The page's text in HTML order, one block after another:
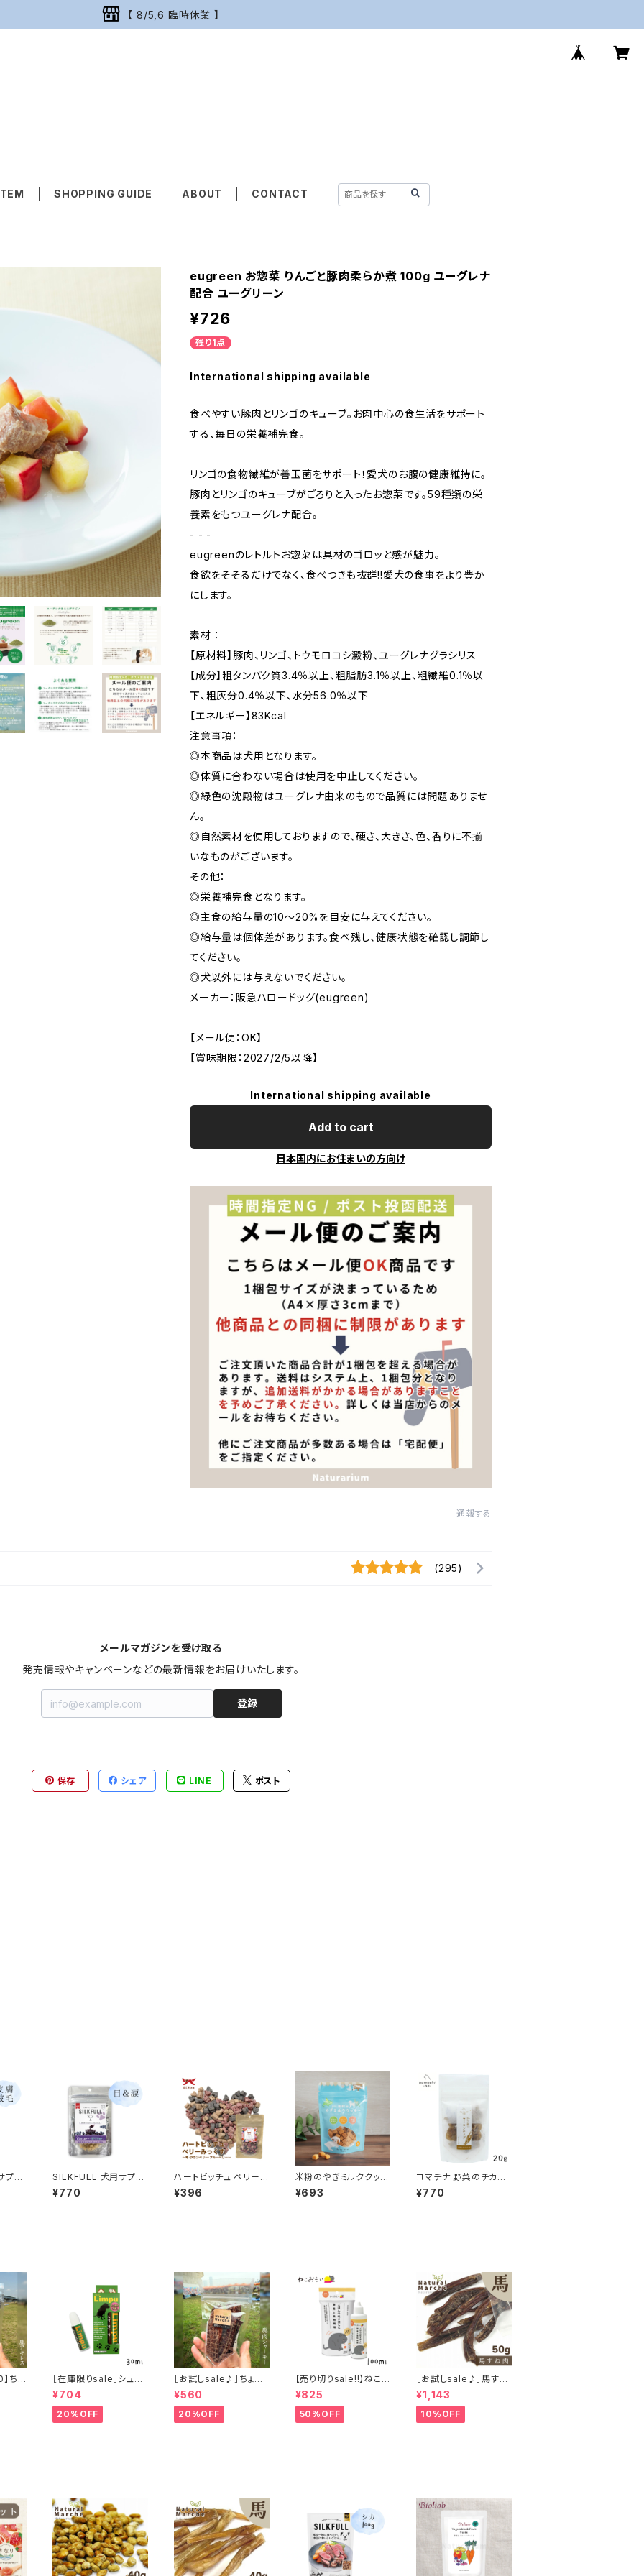
【 8/5,6 臨時休業 】
SHOPPING GUIDE ABOUT CONTACT
eugreen お惣菜 りんごと豚肉柔らか煮 100g ユーグレナ
配合 ユーグリーン
¥726
残り1点
International shipping available
食べやすい豚肉とリンゴのキューブ。お肉中心の食生活をサポート
する、毎日の栄養補完食。
リンゴの食物繊維が善玉菌をサポート！愛犬のお腹の健康維持に。
豚肉とリンゴのキューブがごろりと入ったお惣菜です。59種類の栄
養素をもつユーグレナ配合。
- - -
eugreenのレトルトお惣菜は具材のゴロッと感が魅力。
食欲をそそるだけでなく、食べつきも抜群!!愛犬の食事をより豊か
にします。
素材 ：
【原材料】豚肉、リンゴ、トウモロコシ澱粉、ユーグレナグラシリス
【成分】粗タンパク質3.4％以上、粗脂肪3.1％以上、粗繊維0.1％以
下、粗灰分0.4％以下、水分56.0％以下
【エネルギー】83Kcal
注意事項：
◎本商品は犬用となります。
◎体質に合わない場合は使用を中止してください。
◎緑色の沈殿物はユーグレナ由来のもので品質には問題ありませ
ん。
◎自然素材を使用しておりますので、硬さ、大きさ、色、香りに不揃
いなものがございます。
その他：
◎栄養補完食となります。
◎主食の給与量の10～20%を目安に与えてください。
◎給与量は個体差があります。食べ残し、健康状態を確認し調節し
てください。
◎犬以外には与えないでください。
メーカー：阪急ハロードッグ(eugreen)
【メール便：OK】
【賞味期限：2027/2/5以降】
International shipping available
Add to cart
日本国内にお住まいの方向け
通報する
(295)
メールマガジンを受け取る
発売情報やキャンペーンなどの最新情報をお届けいたします。
登録
保存 シェア LINE ポスト
プリ
SILKFULL 犬用サプリ
おやつ【目＆涙ケア (ビ
ルベリー)】シルクフル
¥770
ハートビッチュ ベリーみ
っくす(いちご､ブルーベ
リー､クランベリー)OC
¥396
米粉のやぎミルククッキ
ー プレーン プティシェ
ーブル
¥693
コマチナ 野菜のチカラ
からだ潤う ヤーコンチ
ップ 20g
¥770
ちょ
［在庫限りsale］シュア
リンプウ イヤークリー
ナー 30ml
¥704
20%OFF
［お試しsale♪］ちょこ
っと「鹿肉ジャーキー」
ジビエ鹿 おやつ
¥560
20%OFF
【売り切りsale!!】ねこ
おもい 猫 ご飯の吐き戻
しに 酵素と食物繊維 1
00ml
¥825
50%OFF
［お試しsale♪］馬すね
肉 50g
¥1,143
10%OFF